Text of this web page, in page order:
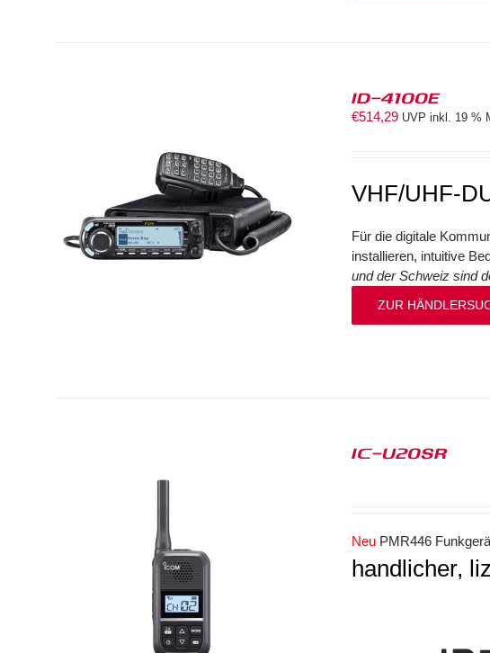
ID-4100E
€514,29 UVP inkl. 19 %
VHF/UHF-
Für die digitale
installieren, intuitive
und der Schweiz sind
ZUR
IC-U20SR
Neu PMR446
handlicher,